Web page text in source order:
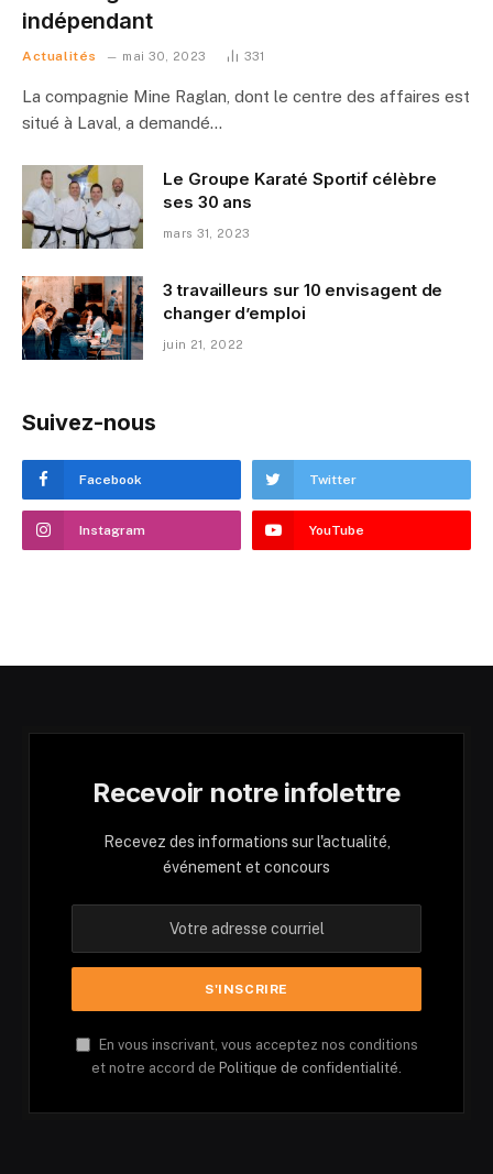
indépendant
Actualités mai 30, 2023 331
La compagnie Mine Raglan, dont le centre des affaires est
situé à Laval, a demandé…
Le Groupe Karaté Sportif célèbre
ses 30 ans
mars 31, 2023
3 travailleurs sur 10 envisagent de
changer d’emploi
juin 21, 2022
Suivez-nous
Facebook Twitter
Instagram YouTube
Recevoir notre infolettre
Recevez des informations sur l'actualité,
événement et concours
En vous inscrivant, vous acceptez nos conditions
et notre accord de Politique de confidentialité.